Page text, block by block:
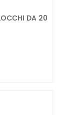
DA 20